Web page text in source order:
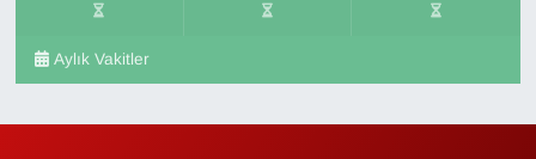
Aylık Vakitler